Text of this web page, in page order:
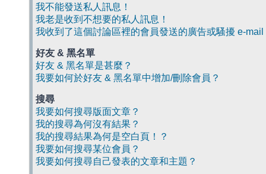
我不能發送私人訊息！
我老是收到不想要的私人訊息！
我收到了這個討論區裡的會員發送的廣告或騷擾 e-mail
好友 & 黑名單
好友 & 黑名單是甚麼？
我要如何於好友 & 黑名單中增加/刪除會員？
搜尋
我要如何搜尋版面文章？
我的搜尋為何沒有結果？
我的搜尋結果為何是空白頁！？
我要如何搜尋某位會員？
我要如何搜尋自己發表的文章和主題？